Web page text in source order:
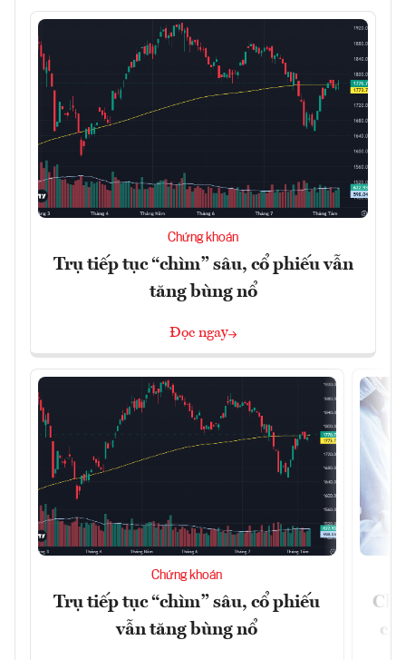
Chứng khoán
Trụ tiếp tục “chìm” sâu, cổ phiếu vẫn
tăng bùng nổ
Đọc ngay
Chứng khoán
Trụ tiếp tục “chìm” sâu, cổ phiếu
vẫn tăng bùng nổ